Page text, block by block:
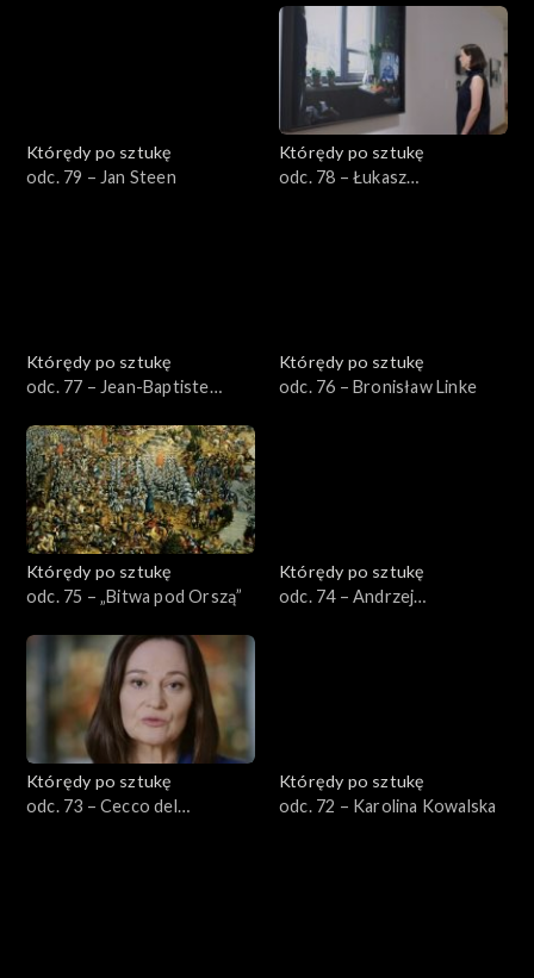
Którędy po sztukę
odc. 79 – Jan Steen
Którędy po sztukę
odc. 78 – Łukasz
Którędy po sztukę
odc. 77 – Jean-Baptiste
Którędy po sztukę
odc. 76 – Bronisław Linke
Którędy po sztukę
odc. 75 – „Bitwa pod Orszą”
Którędy po sztukę
odc. 74 – Andrzej
Którędy po sztukę
odc. 73 – Cecco del
Którędy po sztukę
odc. 72 – Karolina Kowalska